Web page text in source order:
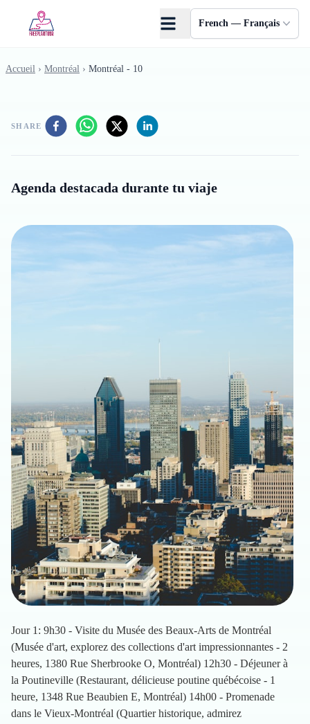
French — Français
Accueil › Montréal › Montréal - 10
SHARE
Agenda destacada durante tu viaje
Jour 1: 9h30 - Visite du Musée des Beaux-Arts de Montréal
(Musée d'art, explorez des collections d'art impressionnantes - 2
heures, 1380 Rue Sherbrooke O, Montréal) 12h30 - Déjeuner à
la Poutineville (Restaurant, délicieuse poutine québécoise - 1
heure, 1348 Rue Beaubien E, Montréal) 14h00 - Promenade
dans le Vieux-Montréal (Quartier historique, admirez